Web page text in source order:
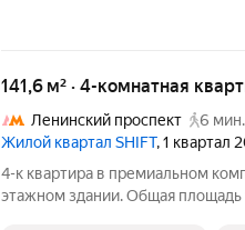
141,6 м² · 4-комнатная
Ленинский проспект
6 мин.
Жилой квартал SHIFT, 1 квартал
4-к квартира в премиальном
этажном здании. Общая площадь